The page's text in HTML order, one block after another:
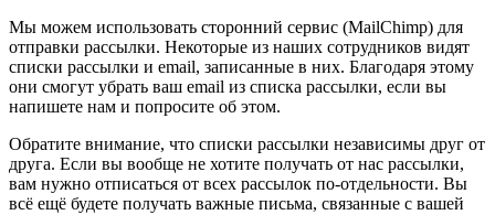
Мы можем использовать сторонний сервис (MailChimp) для
отправки рассылки. Некоторые из наших сотрудников видят
списки рассылки и email, записанные в них. Благодаря этому
они смогут убрать ваш email из списка рассылки, если вы
напишете нам и попросите об этом.
Обратите внимание, что списки рассылки независимы друг от
друга. Если вы вообще не хотите получать от нас рассылки,
вам нужно отписаться от всех рассылок по-отдельности. Вы
всё ещё будете получать важные письма, связанные с вашей